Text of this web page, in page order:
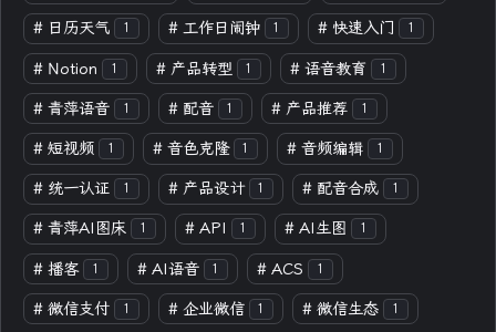
# 日历天气 1 # 工作日闹钟 1 # 快速入门 1
# Notion 1 # 产品转型 1 # 语音教育 1
# 青萍语音 1 # 配音 1 # 产品推荐 1
# 短视频 1 # 音色克隆 1 # 音频编辑 1
# 统一认证 1 # 产品设计 1 # 配音合成 1
# 青萍AI图床 1 # API 1 # AI生图 1
# 播客 1 # AI语音 1 # ACS 1
# 微信支付 1 # 企业微信 1 # 微信生态 1